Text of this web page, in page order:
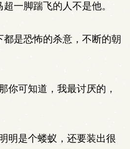
一脚踹飞的人不是他。
是恐怖的杀意，不断的朝
你可知道，我最讨厌的，
明是个蝼蚁，还要装出很